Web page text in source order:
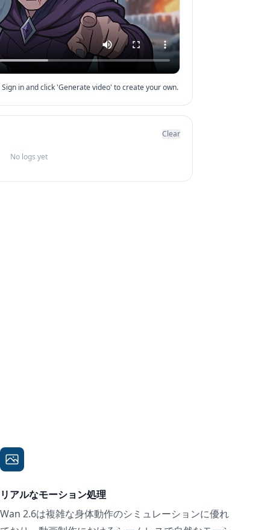
in and click 'Generate video' to create your own.
Clear
No logs yet
リアルなモーション処理
Wan 2.6は複雑な身体動作のシミュレーションに優れ